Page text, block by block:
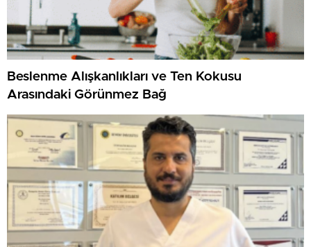
Beslenme Alışkanlıkları ve Ten Kokusu
Arasındaki Görünmez Bağ